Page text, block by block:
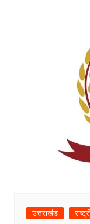
उत्तराखंड